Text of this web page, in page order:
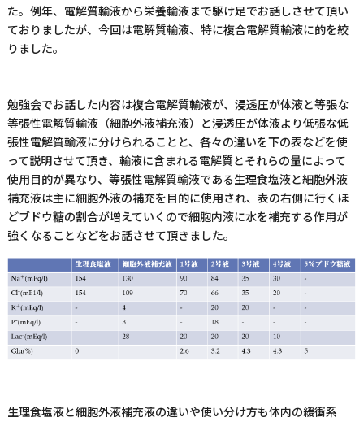
た。例年、電解質輸液から栄養輸液まで駆け足でお話しさせて頂い
ておりましたが、今回は電解質輸液、特に複合電解質輸液に的を絞
りました。
勉強会でお話した内容は複合電解質輸液が、浸透圧が体液と等張な
等張性電解質輸液（細胞外液補充液）と浸透圧が体液より低張な低
張性電解質輸液に分けられることと、各々の違いを下の表などを使
って説明させて頂き、輸液に含まれる電解質とそれらの量によって
使用目的が異なり、等張性電解質輸液である生理食塩液と細胞外液
補充液は主に細胞外液の補充を目的に使用され、表の右側に行くほ
どブドウ糖の割合が増えていくので細胞内液に水を補充する作用が
強くなることなどをお話させて頂きました。
生理食塩液と細胞外液補充液の違いや使い分け方も体内の緩衝系